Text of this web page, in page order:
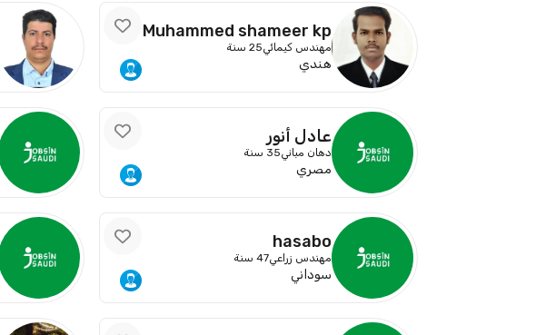
Muhammed shameer kp
مهندس كيمائي25 سنة
هندي
عادل أنور
دهان مباني35 سنة
مصري
hasabo
مهندس زراعي47 سنة
سوداني